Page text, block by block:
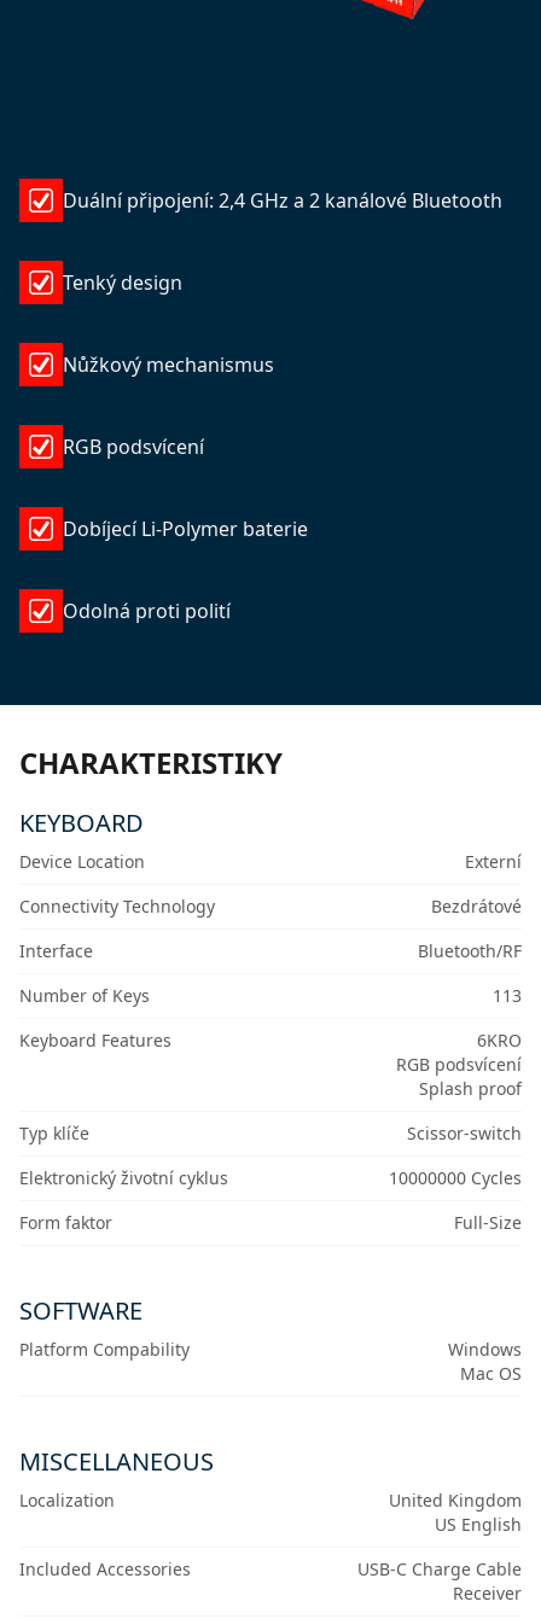
Duální připojení: 2,4 GHz a 2 kanálové Bluetooth
Tenký design
Nůžkový mechanismus
RGB podsvícení
Dobíjecí Li-Polymer baterie
Odolná proti polití
CHARAKTERISTIKY
KEYBOARD
Device Location
Externí
Connectivity Technology
Bezdrátové
Interface
Bluetooth/RF
Number of Keys
113
Keyboard Features
6KRO
RGB podsvícení
Splash proof
Typ klíče
Scissor-switch
Elektronický životní cyklus
10000000 Cycles
Form faktor
Full-Size
SOFTWARE
Platform Compability
Windows
Mac OS
MISCELLANEOUS
Localization
United Kingdom
US English
Included Accessories
USB-C Charge Cable
Receiver